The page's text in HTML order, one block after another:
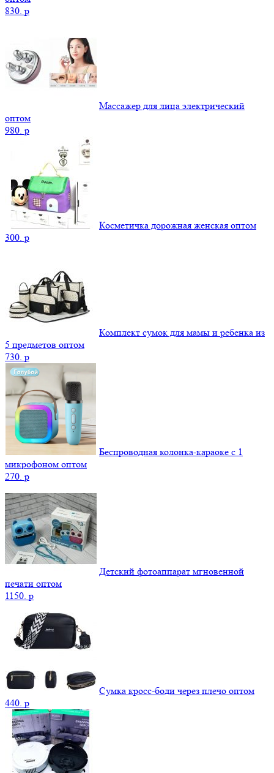
830. p
Массажер для лица электрический
оптом
980. p
Косметичка дорожная женская оптом
300. p
Комплект сумок для мамы и ребенка из
5 предметов оптом
730. p
Беспроводная колонка-караоке с 1
микрофоном оптом
270. p
Детский фотоаппарат мгновенной
печати оптом
1150. p
Сумка кросс-боди через плечо оптом
440. p